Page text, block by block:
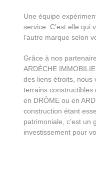
Une équipe
service. C’est elle qui
l’autre marque selon
Grâce à nos
ARDÈCHE
des liens étroits, nous
terrains constructibles
en DRÔME ou en
construction étant
patrimoniale, c’est un
investissement pour